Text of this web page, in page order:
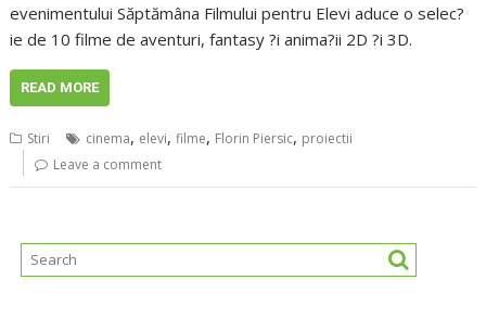
evenimentului Săptămâna Filmului pentru Elevi aduce o selec?
ie de 10 filme de aventuri, fantasy ?i anima?ii 2D ?i 3D.
READ MORE
Stiri cinema, elevi,filme, Florin Piersic, proiectii
Leave a comment